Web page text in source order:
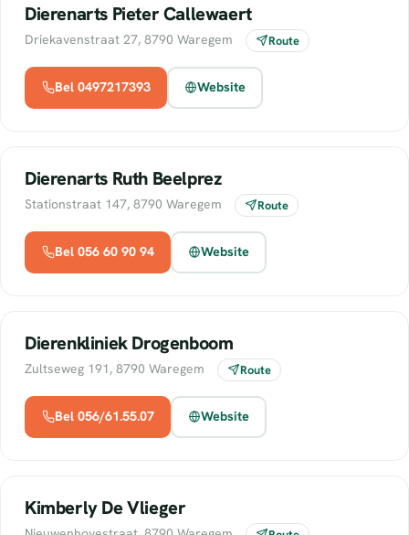
Dierenarts Pieter Callewaert
Driekavenstraat 27, 8790 Waregem Route
Bel 0497217393 Website
Dierenarts Ruth Beelprez
Stationstraat 147, 8790 Waregem Route
Bel 056 60 90 94 Website
Dierenkliniek Drogenboom
Zultseweg 191, 8790 Waregem Route
Bel 056/61.55.07 Website
Kimberly De Vlieger